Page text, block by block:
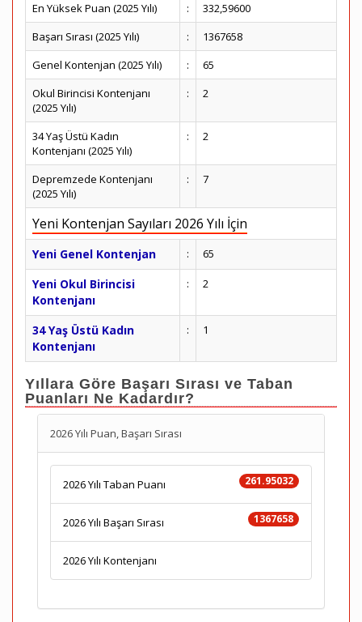
En Yüksek Puan (2025 Yılı) :
332,59600
Başarı Sırası (2025 Yılı)
:
1367658
Genel Kontenjan (2025 Yılı)
:
65
Okul Birincisi Kontenjanı
(2025 Yılı)
: 2
34 Yaş Üstü Kadın
Kontenjanı (2025 Yılı)
: 2
Depremzede Kontenjanı
(2025 Yılı)
: 7
Yeni Kontenjan Sayıları 2026 Yılı İçin
Yeni Genel Kontenjan : 65
Yeni Okul Birincisi
Kontenjanı
: 2
34 Yaş Üstü Kadın
Kontenjanı
: 1
Yıllara Göre Başarı Sırası ve Taban
Puanları Ne Kadardır?
2026 Yılı Puan, Başarı Sırası
261.95032
2026 Yılı Taban Puanı
1367658
2026 Yılı Başarı Sırası
2026 Yılı Kontenjanı